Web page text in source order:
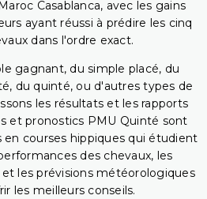
Casablanca, avec les gains
ayant réussi à prédire les cinq
dans l'ordre exact.
gagnant, du simple placé, du
du quinté, ou d'autres types de
les résultats et les rapports
et pronostics PMU Quinté sont
en courses hippiques qui étudient
des chevaux, les
les prévisions météorologiques
les meilleurs conseils.